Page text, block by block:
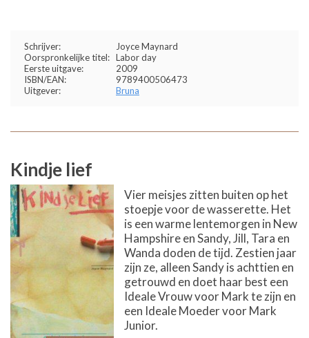
Schrijver:
Joyce Maynard
Oorspronkelijke titel: Labor day
Eerste uitgave:
2009
ISBN/EAN:
9789400506473
Uitgever:
Bruna
Kindje lief
Vier meisjes zitten buiten op het
stoepje voor de wasserette. Het
is een warme lentemorgen in New
Hampshire en Sandy, Jill, Tara en
Wanda doden de tijd. Zestien jaar
zijn ze, alleen Sandy is achttien en
getrouwd en doet haar best een
Ideale Vrouw voor Mark te zijn en
een Ideale Moeder voor Mark
Junior.